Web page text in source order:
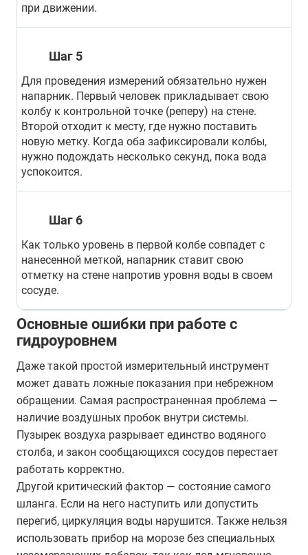
при движении.
Шаг 5
Для проведения измерений обязательно нужен
напарник. Первый человек прикладывает свою
колбу к контрольной точке (реперу) на стене.
Второй отходит к месту, где нужно поставить
новую метку. Когда оба зафиксировали колбы,
нужно подождать несколько секунд, пока вода
успокоится.
Шаг 6
Как только уровень в первой колбе совпадет с
нанесенной меткой, напарник ставит свою
отметку на стене напротив уровня воды в своем
сосуде.
Основные ошибки при работе с
гидроуровнем
Даже такой простой измерительный инструмент
может давать ложные показания при небрежном
обращении. Самая распространенная проблема —
наличие воздушных пробок внутри системы.
Пузырек воздуха разрывает единство водяного
столба, и закон сообщающихся сосудов перестает
работать корректно.
Другой критический фактор — состояние самого
шланга. Если на него наступить или допустить
перегиб, циркуляция воды нарушится. Также нельзя
использовать прибор на морозе без специальных